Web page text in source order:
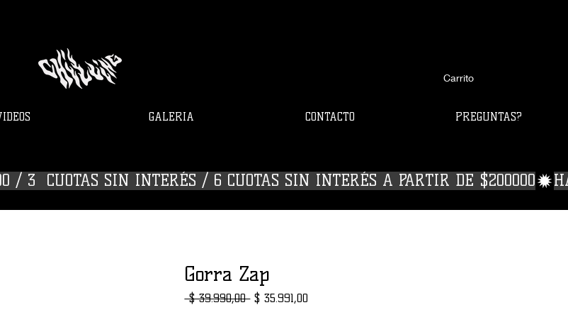
GALERIA CONTACTO PREGUNTAS?
Carrito
/ 3  CUOTAS SIN INTERÉS / 6 CUOTAS SIN INTERÉS A PARTIR DE $200000
Gorra Zap
$ 39.990,00 Precio
$ 35.991,00